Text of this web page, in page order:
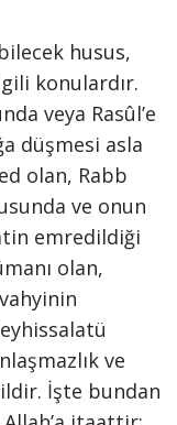
husus,
konulardır.
veya Rasûl’e
düşmesi asla
olan, Rabb
ve onun
emredildiği
olan,
ve
İşte bundan